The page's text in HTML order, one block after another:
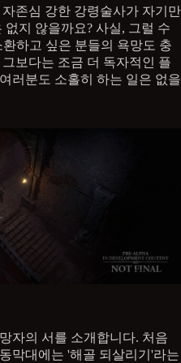
존심 강한 강령술사가 자기만
지 않을까요? 사실, 그럴 수
하고 싶은 분들의 욕망도 충
보다는 조금 더 독자적인 플
러분도 소홀히 하는 일은 없을
자의 서를 소개합니다. 처음
막대에는 '해골 되살리기'라는